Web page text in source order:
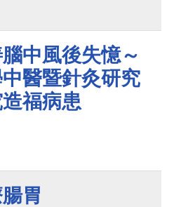
中風後失憶～
醫暨針灸研究
福病患
胃